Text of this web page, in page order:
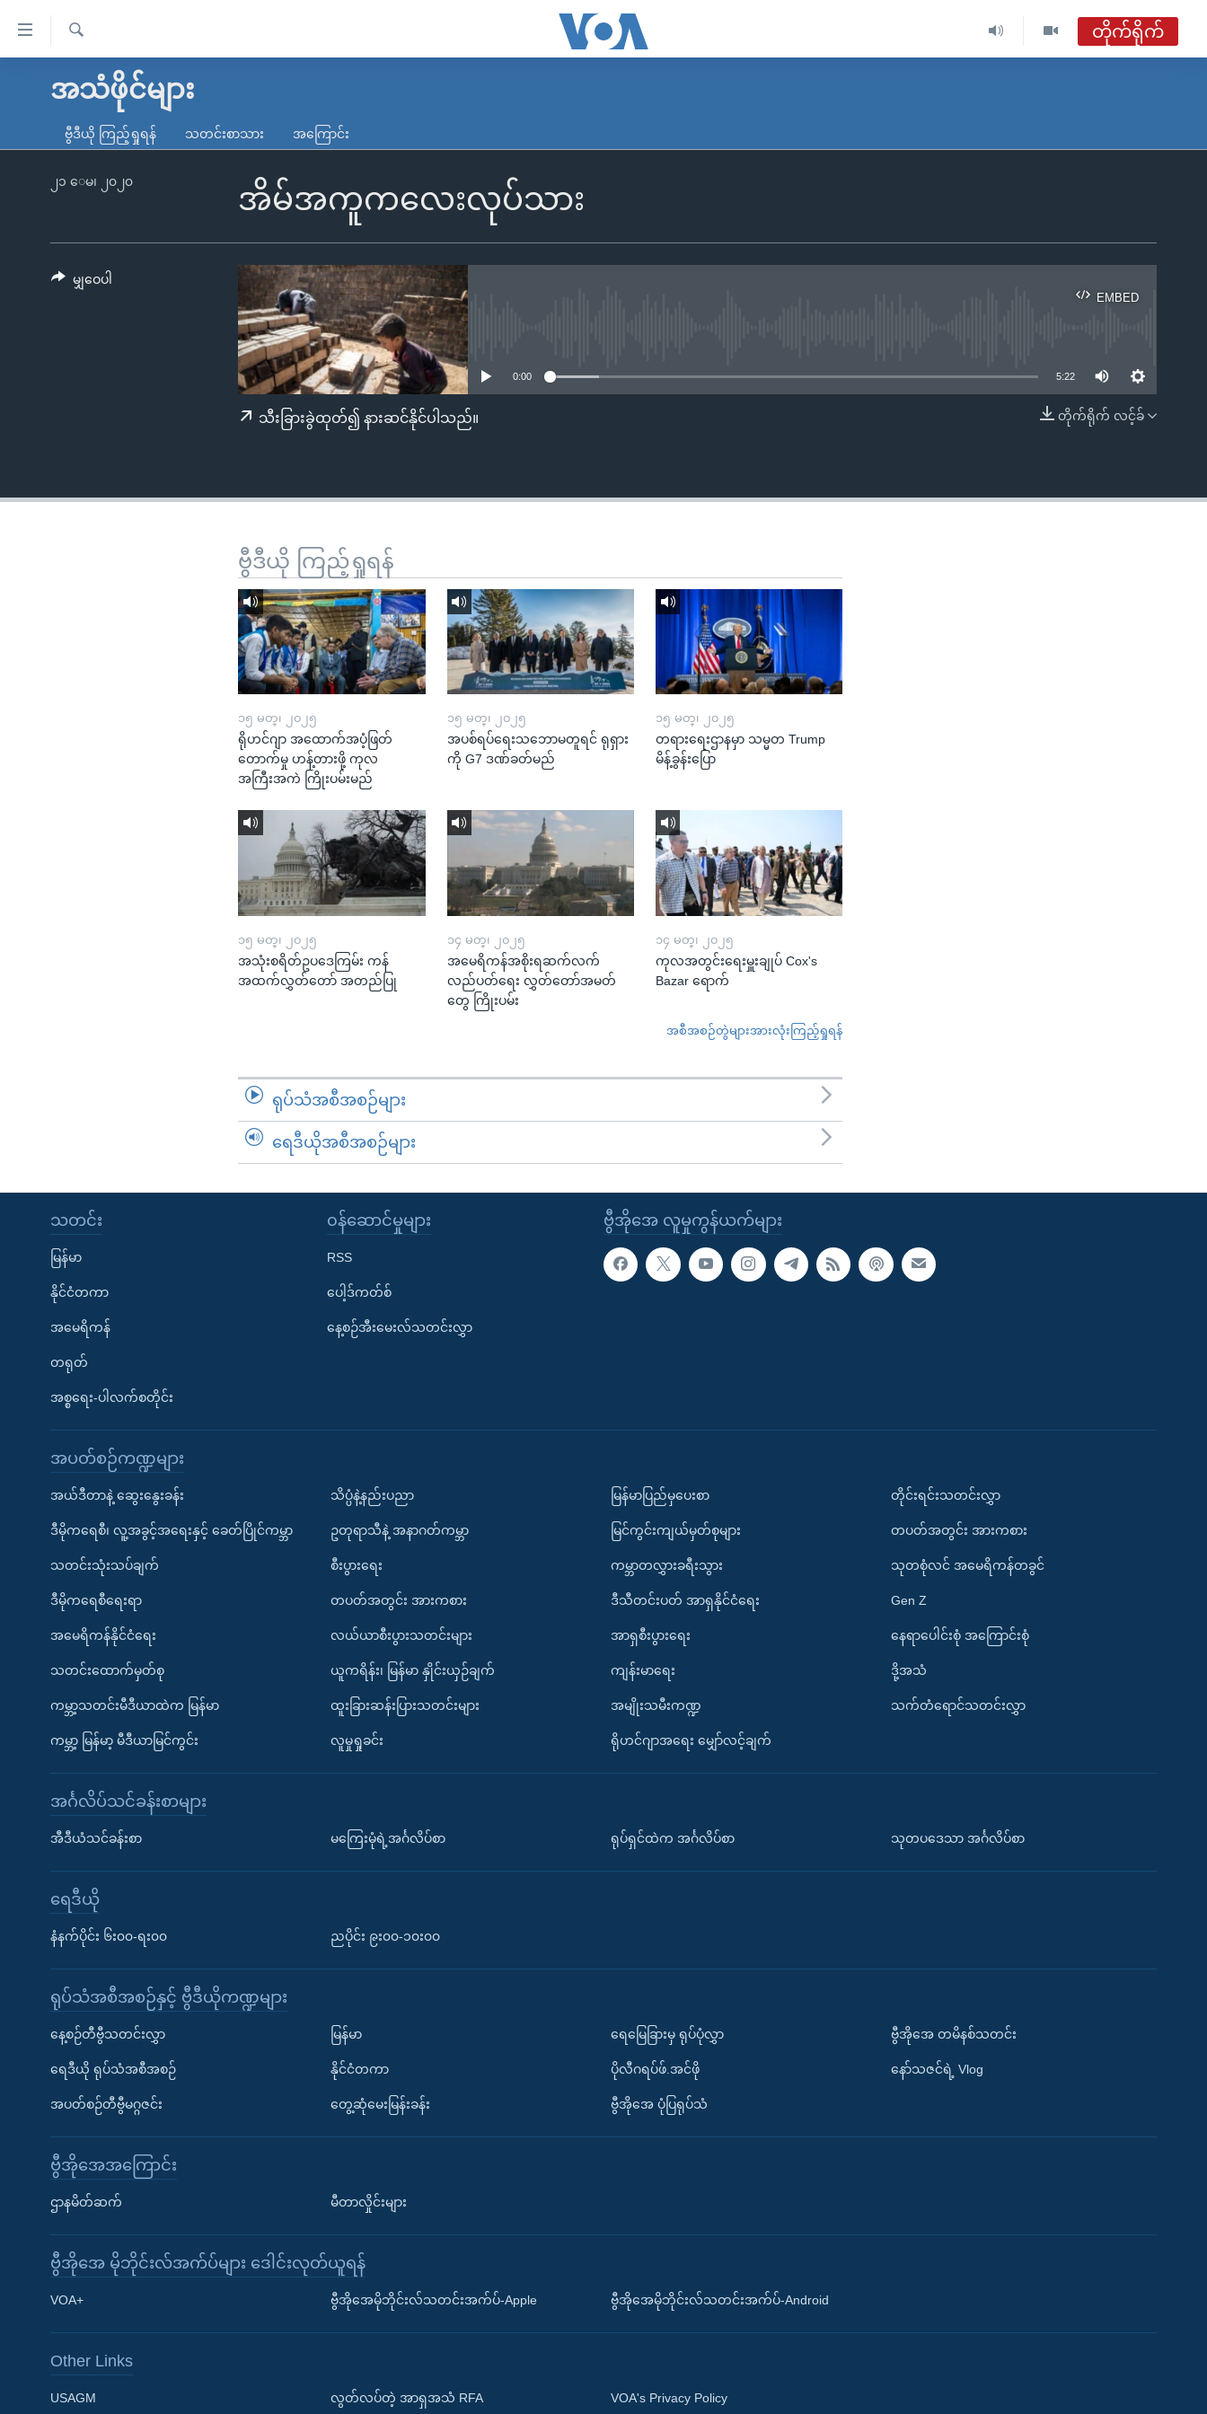
လွယ်ကူ
သည့်
ကျော်
မူလစာမျက်နှာ
ကမ္ဘာ့သတင်းများ
နိုင်ငံတကာ
တရုတ်
အစ္စရေး-ပါလက်စတိုင်း
ရပ်ဝန်းတခု လမ်းတခု အလွန်
အင်္ဂလိပ်စာလေ့လာမယ်
Learning English
ရ
တိုက်ရိုက်
အစီအစဉ်များ
ရေဒီယိုတိုက်ရိုက်နားဆင်ရန်
အသံဖိုင်များ
ဗွီဒီယို ကြည့်ရှုရန် သတင်းစာသား အကြောင်း
အိမ်အကူကလေးလုပ်သား
၂၁ ေမ၊ ၂၀၂၀
EMBED
EMBED
0:00 5:22
တိုက်ရိုက် လင့်ခ်
သီးခြားခွဲထုတ်၍ နားဆင်နိုင်ပါသည်။
မျှဝေပါ
ဗွီဒီယို ကြည့်ရှုရန်
၁၅ မတ္၊ ၂၀၂၅
ရိုဟင်ဂျာ အထောက်အပံ့ဖြတ်
တောက်မှု ဟန့်တားဖို့ ကုလ
အကြီးအကဲ ကြိုးပမ်းမည်
၁၅ မတ္၊ ၂၀၂၅
အပစ်ရပ်ရေးသဘောမတူရင် ရုရှား
ကို G7 ဒဏ်ခတ်မည်
၁၅ မတ္၊ ၂၀၂၅
တရားရေးဌာနမှာ သမ္မတ Trump
မိန့်ခွန်းပြော
၁၅ မတ္၊ ၂၀၂၅
အသုံးစရိတ်ဥပဒေကြမ်း ကန်
အထက်လွှတ်တော် အတည်ပြု
၁၄ မတ္၊ ၂၀၂၅
အမေရိကန်အစိုးရဆက်လက်
လည်ပတ်ရေး လွှတ်တော်အမတ်
တွေ ကြိုးပမ်း
၁၄ မတ္၊ ၂၀၂၅
ကုလအတွင်းရေးမှူးချုပ် Cox's
Bazar ရောက်
အစီအစဉ်တွဲများအားလုံးကြည့်ရှုရန်
ရုပ်သံအစီအစဉ်များ
ရေဒီယိုအစီအစဉ်များ
ဗွီအိုအေ လူမှုကွန်ယက်များ
သတင်း
မြန်မာ
နိုင်ငံတကာ
အမေရိကန်
တရုတ်
အစ္စရေး-ပါလက်စတိုင်း
၀န်ဆောင်မှုများ
RSS
ပေါ့ဒ်ကတ်စ်
နေ့စဉ်အီးမေးလ်သတင်းလွှာ
အပတ်စဉ်ကဏ္ဍများ
အယ်ဒီတာနဲ့ ဆွေးနွေးခန်း
ဒီမိုကရေစီ၊ လူ့အခွင့်အရေးနှင့် ခေတ်ပြိုင်ကမ္ဘာ
သတင်းသုံးသပ်ချက်
ဒီမိုကရေစီရေးရာ
အမေရိကန်နိုင်ငံရေး
သတင်းထောက်မှတ်စု
ကမ္ဘာ့သတင်းမီဒီယာထဲက မြန်မာ
ကမ္ဘာ့ မြန်မာ့ မီဒီယာမြင်ကွင်း
သိပ္ပံနဲ့နည်းပညာ
ဥတုရာသီနဲ့ အနာဂတ်ကမ္ဘာ
စီးပွားရေး
တပတ်အတွင်း အားကစား
လယ်ယာစီးပွားသတင်းများ
ယူကရိန်း၊ မြန်မာ နှိုင်းယှဉ်ချက်
ထူးခြားဆန်းပြားသတင်းများ
လူမှုရှုခင်း
မြန်မာပြည်မှပေးစာ
မြင်ကွင်းကျယ်မှတ်စုများ
ကမ္ဘာတလွှားခရီးသွား
ဒီသီတင်းပတ် အာရှနိုင်ငံရေး
အာရှစီးပွားရေး
ကျန်းမာရေး
အမျိုးသမီးကဏ္ဍ
ရိုဟင်ဂျာအရေး မျှော်လင့်ချက်
တိုင်းရင်းသတင်းလွှာ
တပတ်အတွင်း အားကစား
သုတစုံလင် အမေရိကန်တခွင်
Gen Z
နေရာပေါင်းစုံ အကြောင်းစုံ
ဒို့အသံ
သက်တံရောင်သတင်းလွှာ
အင်္ဂလိပ်သင်ခန်းစာများ
အီဒီယံသင်ခန်းစာ မကြေးမုံရဲ့အင်္ဂလိပ်စာ ရုပ်ရှင်ထဲက အင်္ဂလိပ်စာ သုတပဒေသာ အင်္ဂလိပ်စာ
ရေဒီယို
နံနက်ပိုင်း ၆း၀၀-ရး၀၀ ညပိုင်း ၉း၀၀-၁၀း၀၀
ရုပ်သံအစီအစဉ်နှင့် ဗွီဒီယိုကဏ္ဍများ
နေ့စဉ်တီဗွီသတင်းလွှာ
ရေဒီယို ရုပ်သံအစီအစဉ်
အပတ်စဉ်တီဗွီမဂ္ဂဇင်း
မြန်မာ
နိုင်ငံတကာ
တွေ့ဆုံမေးမြန်းခန်း
ရေမြေခြားမှ ရုပ်ပုံလွှာ
ပိုလီဂရပ်ဖ်.အင်ဖို
ဗွီအိုအေ ပုံပြရုပ်သံ
ဗွီအိုအေ တမိနစ်သတင်း
နော်သဇင်ရဲ့ Vlog
ဗွီအိုအေအကြောင်း
ဌာနမိတ်ဆက် မီတာလှိုင်းများ
ဗွီအိုအေ မိုဘိုင်းလ်အက်ပ်များ ဒေါင်းလုတ်ယူရန်
VOA+ ဗွီအိုအေမိုဘိုင်းလ်သတင်းအက်ပ်-Apple ဗွီအိုအေမိုဘိုင်းလ်သတင်းအက်ပ်-Android
Other Links
USAGM လွတ်လပ်တဲ့ အာရှအသံ RFA VOA's Privacy Policy